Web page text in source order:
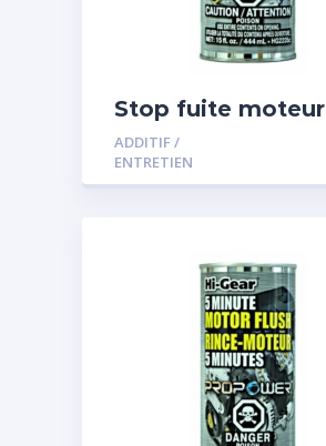
Stop fuite moteur
ADDITIF /
ENTRETIEN